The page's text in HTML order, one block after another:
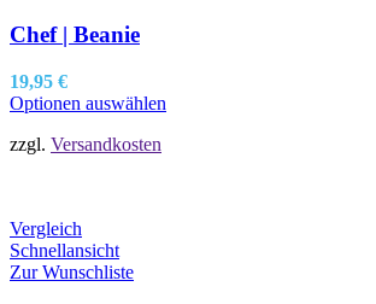
Chef | Beanie
19,95 €
Optionen auswählen
zzgl. Versandkosten
Vergleich
Schnellansicht
Zur Wunschliste